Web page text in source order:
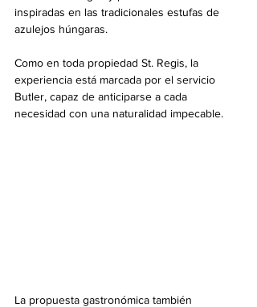
inspiradas en las tradicionales estufas de
azulejos húngaras.
Como en toda propiedad St. Regis, la
experiencia está marcada por el servicio
Butler, capaz de anticiparse a cada
necesidad con una naturalidad impecable.
La propuesta gastronómica también